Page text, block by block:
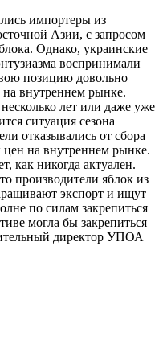
импортеры из
Азии, с запросом
Однако, украинские
воспринимали
позицию довольно
внутреннем рынке.
лет или даже уже
ситуация сезона
отказывались от сбора
цен на внутреннем рынке.
как никогда актуален.
производители яблок из
экспорт и ищут
по силам закрепиться
могла бы закрепиться
директор УПОА